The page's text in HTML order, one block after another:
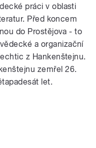
práci v oblasti
Před koncem
do Prostějova - to
a organizační
z Hankenštejnu.
zemřel 26.
let.